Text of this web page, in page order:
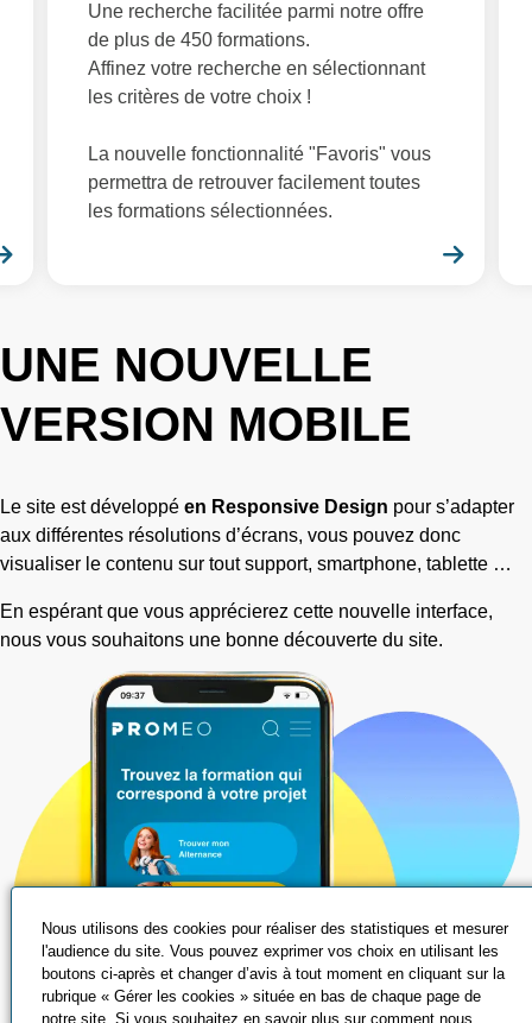
Une recherche facilitée parmi notre offre
de plus de 450 formations.
Affinez votre recherche en sélectionnant
les critères de votre choix !
La nouvelle fonctionnalité "Favoris" vous
permettra de retrouver facilement toutes
les formations sélectionnées.
UNE NOUVELLE
VERSION MOBILE
Le site est développé en Responsive Design pour s’adapter
aux différentes résolutions d’écrans, vous pouvez donc
visualiser le contenu sur tout support, smartphone, tablette …
En espérant que vous apprécierez cette nouvelle interface,
nous vous souhaitons une bonne découverte du site.
Nous utilisons des cookies pour réaliser des statistiques et mesurer
l'audience du site. Vous pouvez exprimer vos choix en utilisant les
boutons ci-après et changer d’avis à tout moment en cliquant sur la
rubrique « Gérer les cookies » située en bas de chaque page de
notre site. Si vous souhaitez en savoir plus sur comment nous